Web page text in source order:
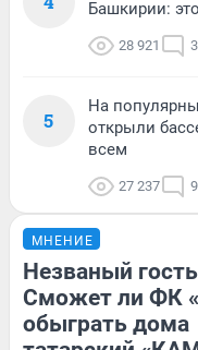
Башкирии:
28 921
5
На
открыли
всем
27 237 9
МНЕНИЕ
Незваный
Сможет ли ФК
обыграть дома